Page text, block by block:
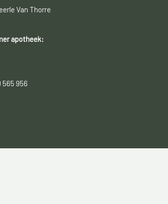
Van Thorre
apotheek:
565 956